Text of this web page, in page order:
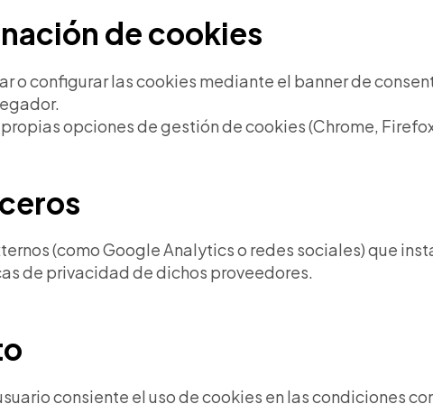
de cookies
o configurar las cookies mediante el banner de
opciones de gestión de cookies (Chrome,
(como Google Analytics o redes sociales) que
de privacidad de dichos proveedores.
consiente el uso de cookies en las condiciones